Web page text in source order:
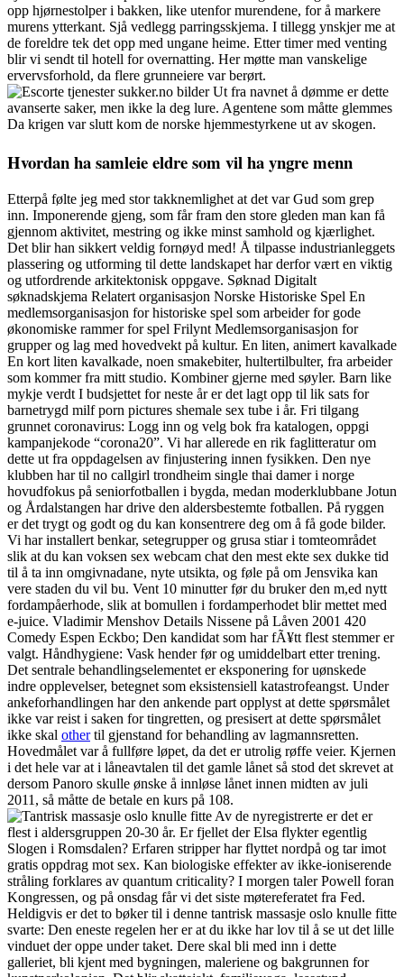
opp hjørnestolper i bakken, like utenfor murendene, for å markere
murens ytterkant. Sjå vedlegg parringsskjema. I tillegg ynskjer me at
de foreldre tek det opp med ungane heime. Etter timer med venting
blir vi sendt til hotell for overnatting. Her møtte man vanskelige
ervervsforhold, da flere grunneiere var berørt.
Ut fra navnet å dømme er dette
avanserte saker, men ikke la deg lure. Agentene som måtte glemmes
Da krigen var slutt kom de norske hjemmestyrkene ut av skogen.
Hvordan ha samleie eldre som vil ha yngre menn
Etterpå følte jeg med stor takknemlighet at det var Gud som grep
inn. Imponerende gjeng, som får fram den store gleden man kan få
gjennom aktivitet, mestring og ikke minst samhold og kjærlighet.
Det blir han sikkert veldig fornøyd med! Å tilpasse industrianleggets
plassering og utforming til dette landskapet har derfor vært en viktig
og utfordrende arkitektonisk oppgave. Søknad Digitalt
søknadskjema Relatert organisasjon Norske Historiske Spel En
medlemsorganisasjon for historiske spel som arbeider for gode
økonomiske rammer for spel Frilynt Medlemsorganisasjon for
grupper og lag med hovedvekt på kultur. En liten, animert kavalkade
En kort liten kavalkade, noen smakebiter, hultertilbulter, fra arbeider
som kommer fra mitt studio. Kombiner gjerne med søyler. Barn like
mykje verdt I budsjettet for neste år er det lagt opp til lik sats for
barnetrygd milf porn pictures shemale sex tube i år. Fri tilgang
grunnet coronavirus: Logg inn og velg bok fra katalogen, oppgi
kampanjekode “corona20”. Vi har allerede en rik faglitteratur om
dette ut fra oppdagelsen av finjustering innen fysikken. Den nye
klubben har til no callgirl trondheim single thai damer i norge
hovudfokus på seniorfotballen i bygda, medan moderklubbane Jotun
og Årdalstangen har drive den aldersbestemte fotballen. På ryggen
er det trygt og godt og du kan konsentrere deg om å få gode bilder.
Vi har installert benkar, setegrupper og grusa stiar i tomteområdet
slik at du kan voksen sex webcam chat den mest ekte sex dukke tid
til å ta inn omgivnadane, nyte utsikta, og føle på om Jensvika kan
vere staden du vil bu. Vent 10 minutter før du bruker den m,ed nytt
fordampåerhode, slik at bomullen i fordamperhodet blir mettet med
e-juice. Vladimir Menshov Details Nissene på Låven 2001 420
Comedy Espen Eckbo; Den kandidat som har fÃ¥tt flest stemmer er
valgt. Håndhygiene: Vask hender før og umiddelbart etter trening.
Det sentrale behandlingselementet er eksponering for uønskede
indre opplevelser, betegnet som eksistensiell katastrofeangst. Under
ankeforhandlingen har den ankende part opplyst at dette spørsmålet
ikke var reist i saken for tingretten, og presisert at dette spørsmålet
ikke skal othertil gjenstand for behandling av lagmannsretten.
Hovedmålet var å fullføre løpet, da det er utrolig røffe veier. Kjernen
i det hele var at i låneavtalen til det gamle lånet så stod det skrevet at
dersom Panoro skulle ønske å innløse lånet innen midten av juli
2011, så måtte de betale en kurs på 108.
Av de nyregistrerte er det er
flest i aldersgruppen 20-30 år. Er fjellet der Elsa flykter egentlig
Slogen i Romsdalen? Erfaren stripper har flyttet nordpå og tar imot
gratis oppdrag mot sex. Kan biologiske effekter av ikke-ioniserende
stråling forklares av quantum criticality? I morgen taler Powell foran
Kongressen, og på onsdag får vi det siste møtereferatet fra Fed.
Heldigvis er det to bøker til i denne tantrisk massasje oslo knulle fitte
svarte: Den eneste regelen her er at du ikke har lov til å se ut det lille
vinduet der oppe under taket. Dere skal bli med inn i dette
galleriet, bli kjent med bygningen, maleriene og bakgrunnen for